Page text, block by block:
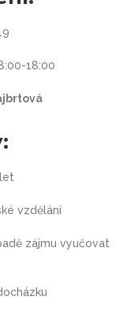
18:00
vzdělání
zájmu vyučovat